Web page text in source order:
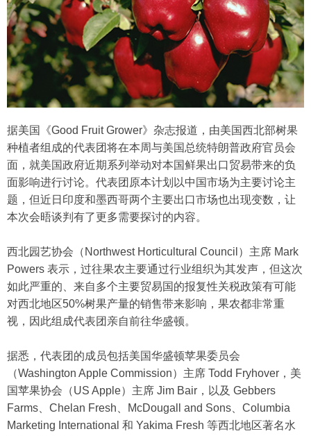
据美国《Good Fruit Grower》杂志报道，由美国西北部树果
种植者组成的代表团将在本周与美国总统特朗普政府官员会
面，就美国政府近期系列举动对本国鲜果出口贸易带来的负
面影响进行讨论。代表团原本计划以中国市场为主要讨论主
题，但近日印度和墨西哥两个主要出口市场也出现变数，让
本次会晤谈判有了更多需要探讨的内容。
西北园艺协会（Northwest Horticultural Council）主席 Mark
Powers 表示，过往果农主要通过行业组织为其发声，但这次
如此严重的、来自多个主要贸易国的报复性关税政策有可能
对西北地区50%树果产量的销售带来影响，果农都非常重
视，因此组成代表团亲自前往华盛顿。
据悉，代表团的成员包括美国华盛顿苹果委员会
（Washington Apple Commission）主席 Todd Fryhover，美
国苹果协会（US Apple）主席 Jim Bair，以及 Gebbers
Farms、Chelan Fresh、McDougall and Sons、Columbia
Marketing International 和 Yakima Fresh 等西北地区著名水